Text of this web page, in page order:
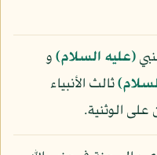
(عليه السلام)و
ثالث الأنبياء
الوثنية.